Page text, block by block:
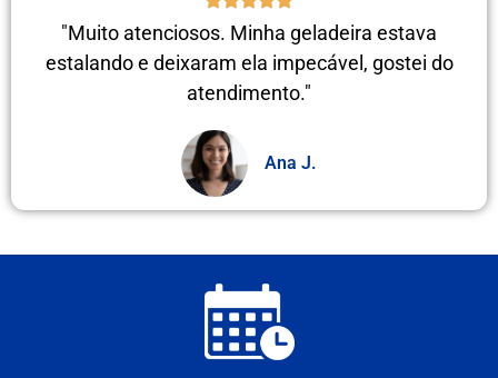
"Muito atenciosos. Minha geladeira estava
estalando e deixaram ela impecável, gostei do
atendimento."
Ana J.